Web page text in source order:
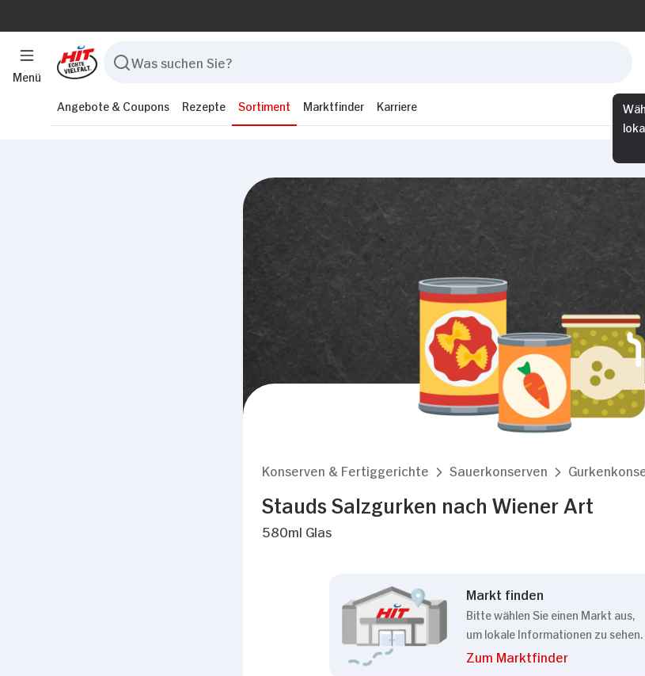
Menü
Angebote & Coupons Rezepte Sortiment Marktfinder Karriere
Konserven & Fertiggerichte Sauerkonserven
Stauds Salzgurken nach Wiener Art
580ml Glas
Markt finden
Bitte wählen Sie einen Markt aus,
um lokale Informationen zu sehen.
Zum Marktfinder